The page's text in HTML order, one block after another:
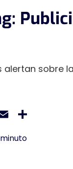
Email
minuto
alertan sobre